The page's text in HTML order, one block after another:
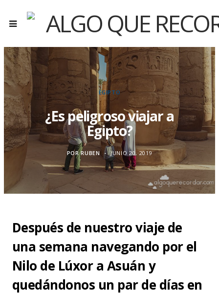
EGIPTO
¿Es peligroso viajar a
Egipto?
PORRUBEN JUNIO 20, 2019
Después de nuestro viaje de
una semana navegando por el
Nilo de Lúxor a Asuán y
quedándonos un par de días en